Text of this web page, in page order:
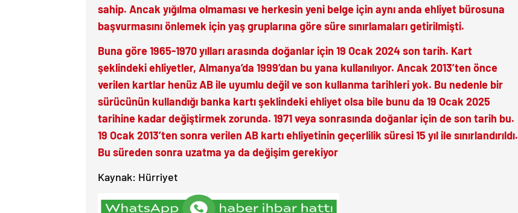
sahip. Ancak yığılma olmaması ve herkesin yeni belge için aynı anda ehliyet bürosuna
başvurmasını önlemek için yaş gruplarına göre süre sınırlamaları getirilmişti.
Buna göre 1965-1970 yılları arasında doğanlar için 19 Ocak 2024 son tarih. Kart
şeklindeki ehliyetler, Almanya’da 1999’dan bu yana kullanılıyor. Ancak 2013’ten önce
verilen kartlar henüz AB ile uyumlu değil ve son kullanma tarihleri yok. Bu nedenle bir
sürücünün kullandığı banka kartı şeklindeki ehliyet olsa bile bunu da 19 Ocak 2025
tarihine kadar değiştirmek zorunda. 1971 veya sonrasında doğanlar için de son tarih bu.
19 Ocak 2013’ten sonra verilen AB kartı ehliyetinin geçerlilik süresi 15 yıl ile sınırlandırıldı.
Bu süreden sonra uzatma ya da değişim gerekiyor
Kaynak: Hürriyet